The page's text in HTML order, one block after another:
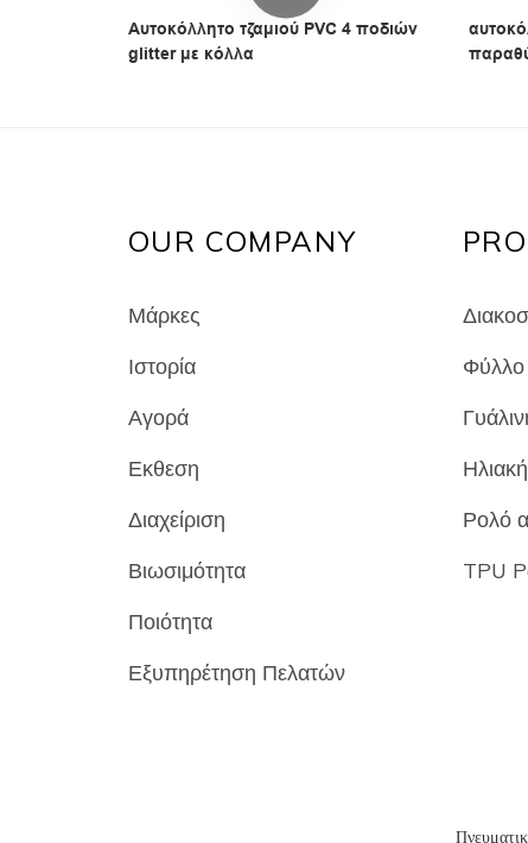
Αυτοκόλλητο τζαμιού PVC 4 ποδιών
glitter με κόλλα
OUR COMPANY
Μάρκες
Ιστορία
Αγορά
Εκθεση
Διαχείριση
Βιωσιμότητα
Ποιότητα
Εξυπηρέτηση Πελατών
Φύλλο
Ηλιακή
Ρολό
TPU